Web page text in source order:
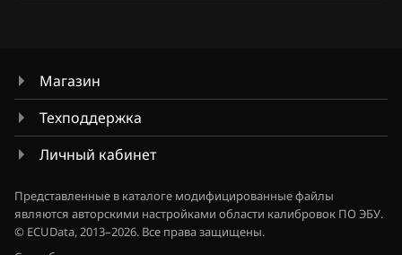
King Long
KYC
Lancia
Land Rover
Lexus
Магазин
Техподдержка
Личный кабинет
Представленные в каталоге модифицированные файлы
являются авторскими настройками области калибровок ПО ЭБУ.
© ECUData, 2013–2026. Все права защищены.